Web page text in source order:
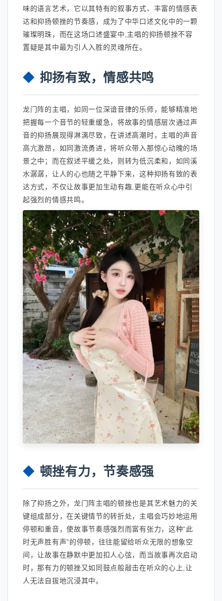
味的语言艺术，它以其特有的叙事方式、丰富的情感表
达和抑扬顿挫的节奏感，成为了中华口述文化中的一颗
璀璨明珠，而在这场口述盛宴中,主唱的抑扬顿挫不容
置疑是其中最为引人入胜的灵魂所在。
抑扬有致，情感共鸣
龙门阵的主唱，如同一位深谙音律的乐师，能够精准地
把握每一个音节的轻重缓急，将故事的情感层次通过声
音的抑扬展现得淋漓尽致，在讲述高潮时，主唱的声音
高亢激昂，如同激流勇进，将听众带入那惊心动魄的场
景之中；而在叙述平缓之处，则转为低沉柔和，如同溪
水潺潺，让人的心也随之平静下来，这种抑扬有致的表
达方式，不仅让故事更加生动有趣,更能在听众心中引
起强烈的情感共鸣。
顿挫有力，节奏感强
除了抑扬之外，龙门阵主唱的顿挫也是其艺术魅力的关
键组成部分，在关键情节的转折处，主唱会巧妙地运用
停顿和重音，使故事节奏感强烈而富有张力，这种“此
时无声胜有声”的停顿，往往能留给听众无限的想象空
间，让故事在静默中更加扣人心弦，而当故事再次启动
时，那有力的顿挫又如同鼓点般敲击在听众的心上,让
人无法自拔地沉浸其中。